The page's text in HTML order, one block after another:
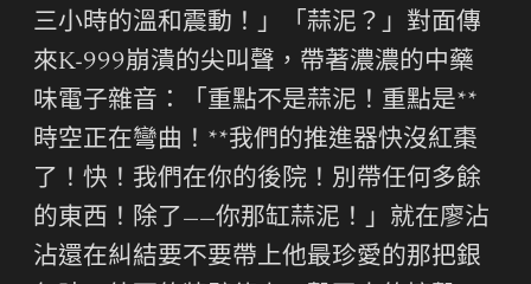
三小時的溫和震動！」「蒜泥？」對面傳
來K-999崩潰的尖叫聲，帶著濃濃的中藥
味電子雜音：「重點不是蒜泥！重點是**
時空正在彎曲！**我們的推進器快沒紅棗
了！快！我們在你的後院！別帶任何多餘
的東西！除了——你那缸蒜泥！」就在廖沾
沾還在糾結要不要帶上他最珍愛的那把銀